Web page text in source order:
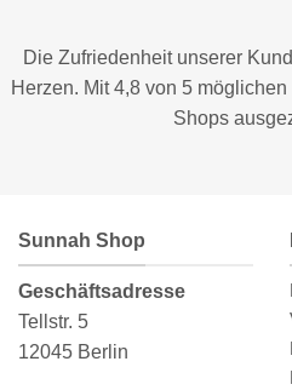
Die Zufriedenheit unserer
Herzen. Mit 4,8 von 5
Shops
Sunnah Shop
Geschäftsadresse
Tellstr. 5
12045 Berlin